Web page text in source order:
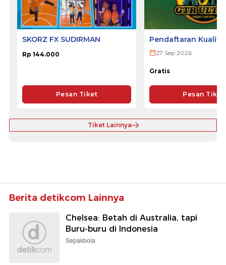
SKORZ FX SUDIRMAN
Rp 144.000
Pesan Tiket
Pendaftaran
ULTRA 2026
27 Sep 2026
Gratis
Pesan Tiket
Tiket Lainnya
Berita detikcom Lainnya
Chelsea: Betah di Australia, tapi
Buru-buru di Indonesia
Sepakbola